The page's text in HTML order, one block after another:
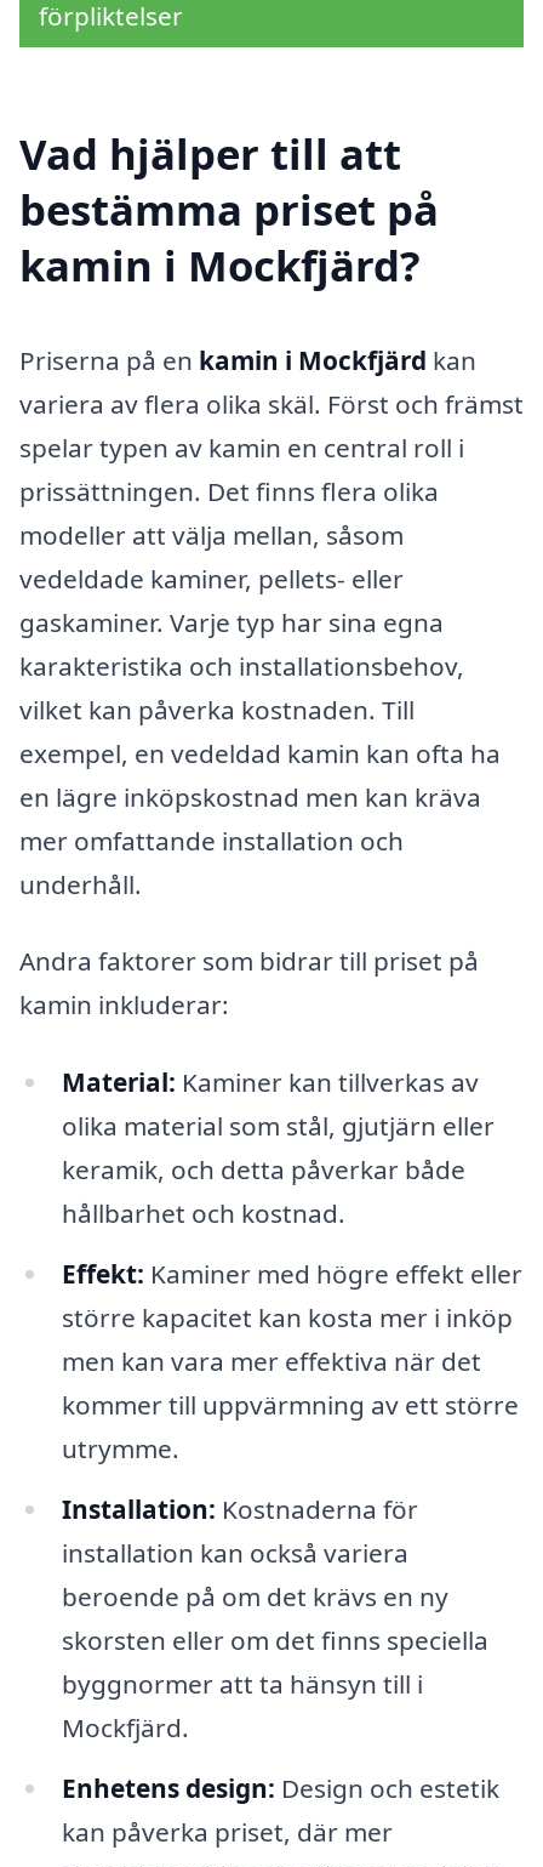
förpliktelser
Vad hjälper till att
bestämma priset på
kamin i Mockfjärd?
Priserna på en kamin i Mockfjärd kan
variera av flera olika skäl. Först och främst
spelar typen av kamin en central roll i
prissättningen. Det finns flera olika
modeller att välja mellan, såsom
vedeldade kaminer, pellets- eller
gaskaminer. Varje typ har sina egna
karakteristika och installationsbehov,
vilket kan påverka kostnaden. Till
exempel, en vedeldad kamin kan ofta ha
en lägre inköpskostnad men kan kräva
mer omfattande installation och
underhåll.
Andra faktorer som bidrar till priset på
kamin inkluderar:
Material: Kaminer kan tillverkas av
olika material som stål, gjutjärn eller
keramik, och detta påverkar både
hållbarhet och kostnad.
Effekt: Kaminer med högre effekt eller
större kapacitet kan kosta mer i inköp
men kan vara mer effektiva när det
kommer till uppvärmning av ett större
utrymme.
Installation: Kostnaderna för
installation kan också variera
beroende på om det krävs en ny
skorsten eller om det finns speciella
byggnormer att ta hänsyn till i
Mockfjärd.
Enhetens design: Design och estetik
kan påverka priset, där mer